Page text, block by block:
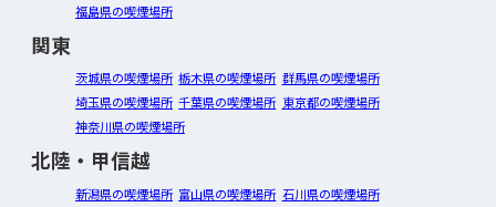
福島県の喫煙場所
関東
茨城県の喫煙場所 栃木県の喫煙場所 群馬県の喫煙場所
埼玉県の喫煙場所 千葉県の喫煙場所 東京都の喫煙場所
神奈川県の喫煙場所
北陸・甲信越
新潟県の喫煙場所 富山県の喫煙場所 石川県の喫煙場所